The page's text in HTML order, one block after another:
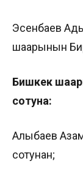
Эсенбаев
шаарынын
Бишкек
сотуна:
Алыбаев
сотунан;